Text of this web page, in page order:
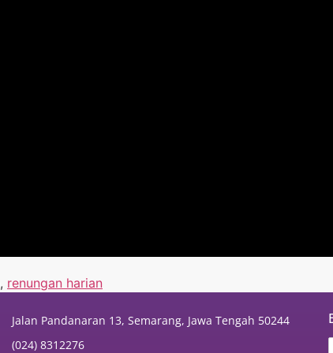
, renungan harian
Jalan Pandanaran 13, Semarang, Jawa Tengah 50244
(024) 8312276